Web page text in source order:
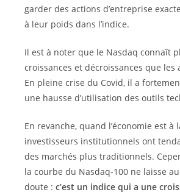
garder des actions d’entreprise
à leur poids dans l’indice.
Il est à noter que le Nasdaq connaît
croissances et décroissances que les
En pleine crise du Covid, il a
une hausse d’utilisation des outils
En revanche, quand l’économie est à
investisseurs institutionnels ont
des marchés plus traditionnels.
la courbe du Nasdaq-100 ne laisse
doute : c’est un indice qui a une